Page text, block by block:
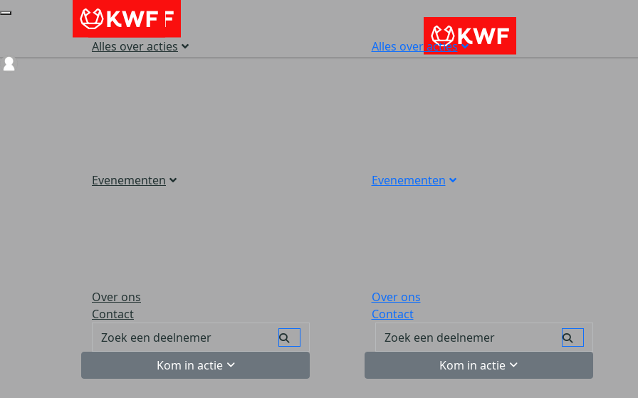
Alles over acties
Evenementen
Over ons
Contact
Kom in actie
Alles over acties
Evenementen
Over ons
Contact
Kom in actie